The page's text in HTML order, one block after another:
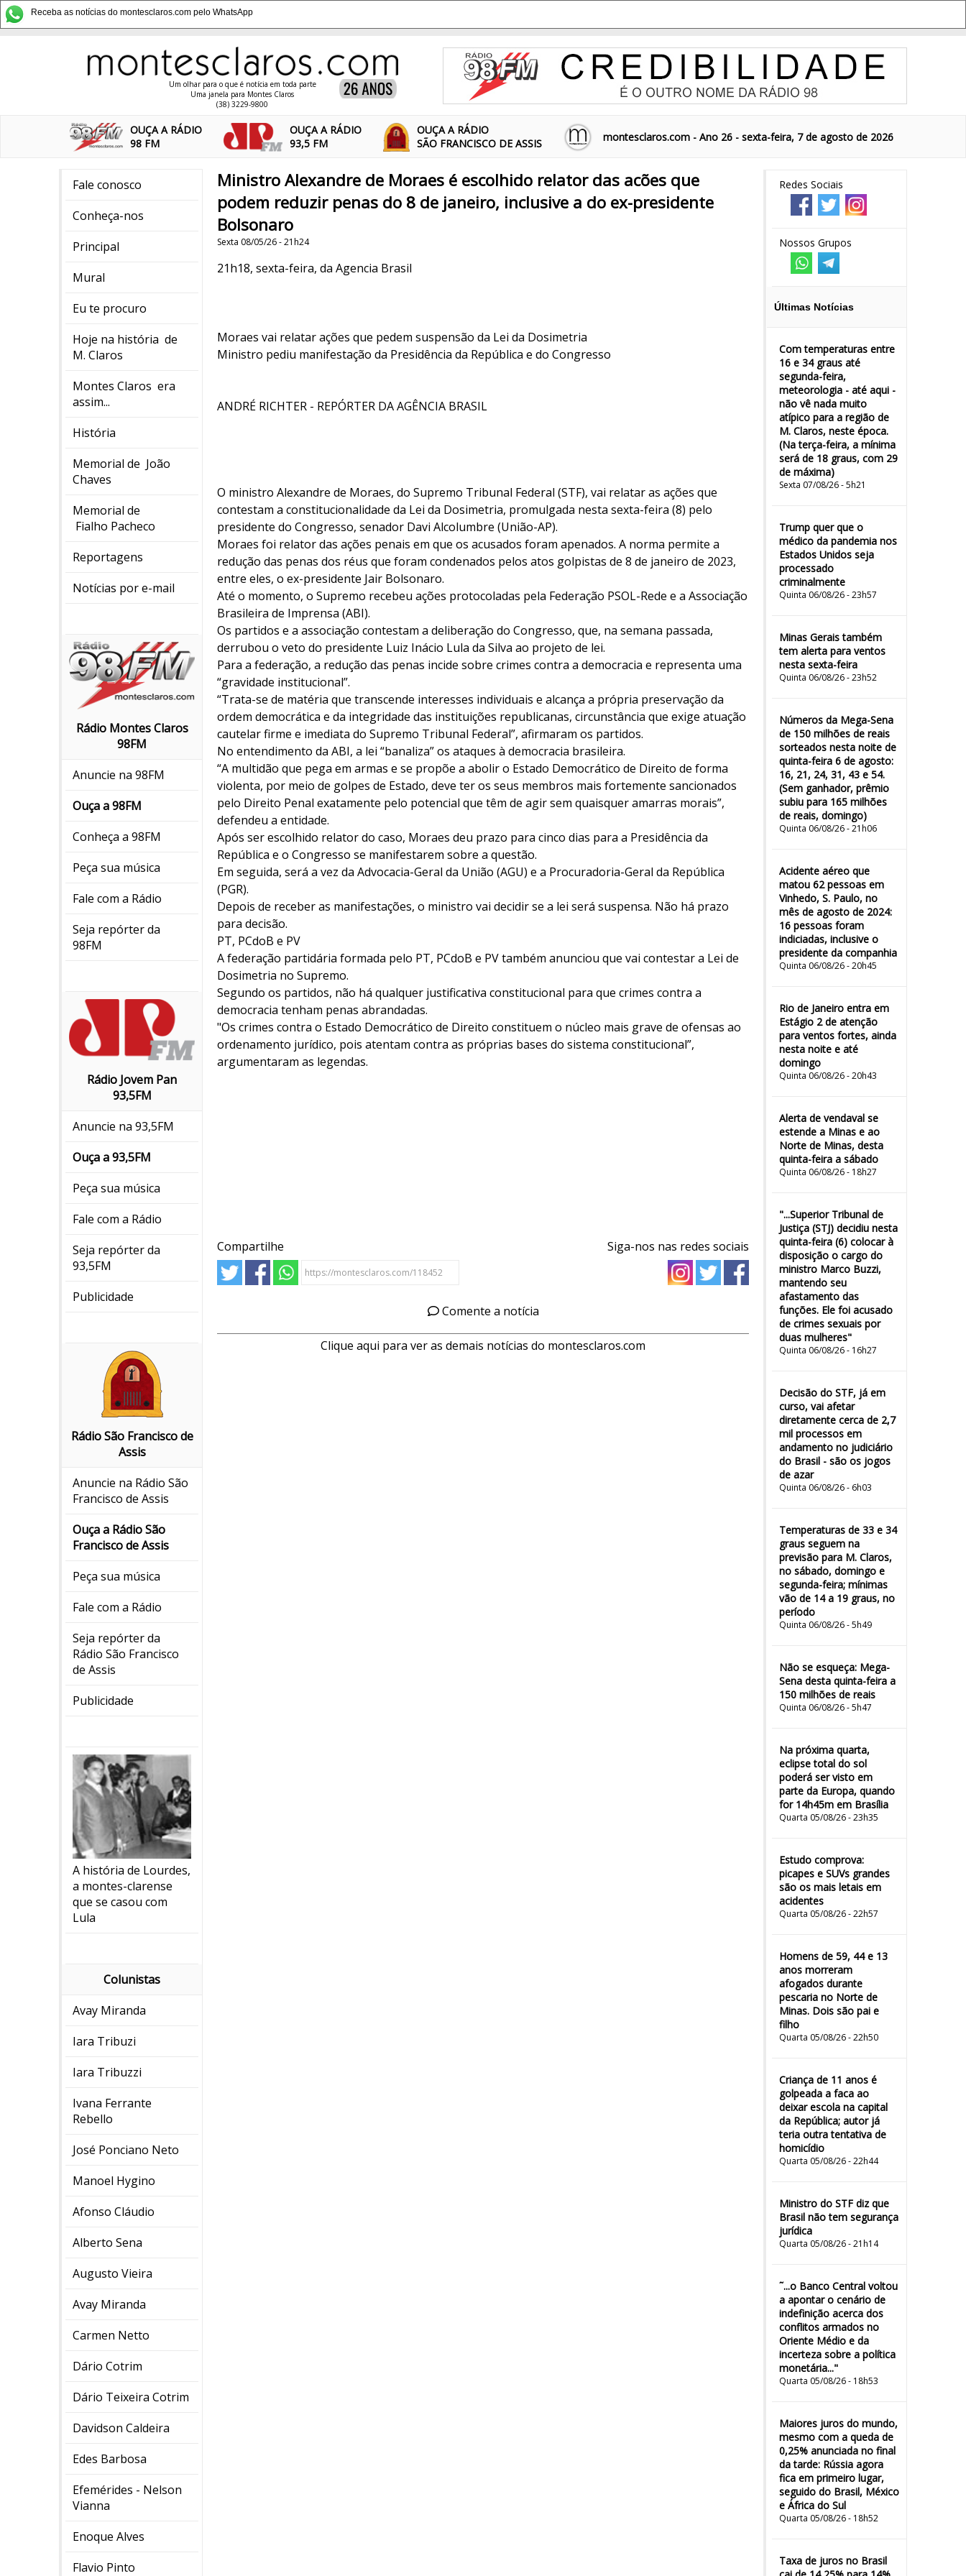
Receba as notícias do montesclaros.com pelo WhatsApp
Um olhar para o que é notícia em toda parte
Uma janela para Montes Claros
(38) 3229-9800
OUÇA A RÁDIO
98 FM
OUÇA A RÁDIO
93,5 FM
OUÇA A RÁDIO
SÃO FRANCISCO DE ASSIS
montesclaros.com - Ano 26 - sexta-feira, 7 de agosto de 2026
Fale conosco
Conheça-nos
Principal
Mural
Eu te procuro
Hoje na história de
M. Claros
Montes Claros era
assim...
História
Memorial de João
Chaves
Memorial de
Fialho Pacheco
Reportagens
Notícias por e-mail
Rádio Montes Claros
98FM
Anuncie na 98FM
Ouça a 98FM
Conheça a 98FM
Peça sua música
Fale com a Rádio
Seja repórter da
98FM
Rádio Jovem Pan
93,5FM
Anuncie na 93,5FM
Ouça a 93,5FM
Peça sua música
Fale com a Rádio
Seja repórter da
93,5FM
Publicidade
Rádio São Francisco de
Assis
Anuncie na Rádio São
Francisco de Assis
Ouça a Rádio São
Francisco de Assis
Peça sua música
Fale com a Rádio
Seja repórter da
Rádio São Francisco
de Assis
Publicidade
A história de Lourdes,
a montes-clarense
que se casou com
Lula
Colunistas
Avay Miranda
Iara Tribuzi
Iara Tribuzzi
Ivana Ferrante
Rebello
José Ponciano Neto
Manoel Hygino
Afonso Cláudio
Alberto Sena
Augusto Vieira
Avay Miranda
Carmen Netto
Dário Cotrim
Dário Teixeira Cotrim
Davidson Caldeira
Edes Barbosa
Efemérides - Nelson
Vianna
Enoque Alves
Flavio Pinto
Redes Sociais
Nossos Grupos
Últimas Notícias
Com temperaturas entre
16 e 34 graus até
segunda-feira,
meteorologia - até aqui -
não vê nada muito
atípico para a região de
M. Claros, neste época.
(Na terça-feira, a mínima
será de 18 graus, com 29
de máxima)
Sexta 07/08/26 - 5h21
Trump quer que o
médico da pandemia nos
Estados Unidos seja
processado
criminalmente
Quinta 06/08/26 - 23h57
Minas Gerais também
tem alerta para ventos
nesta sexta-feira
Quinta 06/08/26 - 23h52
Números da Mega-Sena
de 150 milhões de reais
sorteados nesta noite de
quinta-feira 6 de agosto:
16, 21, 24, 31, 43 e 54.
(Sem ganhador, prêmio
subiu para 165 milhões
de reais, domingo)
Quinta 06/08/26 - 21h06
Acidente aéreo que
matou 62 pessoas em
Vinhedo, S. Paulo, no
mês de agosto de 2024:
16 pessoas foram
indiciadas, inclusive o
presidente da companhia
Quinta 06/08/26 - 20h45
Rio de Janeiro entra em
Estágio 2 de atenção
para ventos fortes, ainda
nesta noite e até
domingo
Quinta 06/08/26 - 20h43
Alerta de vendaval se
estende a Minas e ao
Norte de Minas, desta
quinta-feira a sábado
Quinta 06/08/26 - 18h27
"...Superior Tribunal de
Justiça (STJ) decidiu nesta
quinta-feira (6) colocar à
disposição o cargo do
ministro Marco Buzzi,
mantendo seu
afastamento das
funções. Ele foi acusado
de crimes sexuais por
duas mulheres"
Quinta 06/08/26 - 16h27
Decisão do STF, já em
curso, vai afetar
diretamente cerca de 2,7
mil processos em
andamento no judiciário
do Brasil - são os jogos
de azar
Quinta 06/08/26 - 6h03
Temperaturas de 33 e 34
graus seguem na
previsão para M. Claros,
no sábado, domingo e
segunda-feira; mínimas
vão de 14 a 19 graus, no
período
Quinta 06/08/26 - 5h49
Não se esqueça: Mega-
Sena desta quinta-feira a
150 milhões de reais
Quinta 06/08/26 - 5h47
Na próxima quarta,
eclipse total do sol
poderá ser visto em
parte da Europa, quando
for 14h45m em Brasília
Quarta 05/08/26 - 23h35
Estudo comprova:
picapes e SUVs grandes
são os mais letais em
acidentes
Quarta 05/08/26 - 22h57
Homens de 59, 44 e 13
anos morreram
afogados durante
pescaria no Norte de
Minas. Dois são pai e
filho
Quarta 05/08/26 - 22h50
Criança de 11 anos é
golpeada a faca ao
deixar escola na capital
da República; autor já
teria outra tentativa de
homicídio
Quarta 05/08/26 - 22h44
Ministro do STF diz que
Brasil não tem segurança
jurídica
Quarta 05/08/26 - 21h14
˜...o Banco Central voltou
a apontar o cenário de
indefinição acerca dos
conflitos armados no
Oriente Médio e da
incerteza sobre a política
monetária..."
Quarta 05/08/26 - 18h53
Maiores juros do mundo,
mesmo com a queda de
0,25% anunciada no final
da tarde: Rússia agora
fica em primeiro lugar,
seguido do Brasil, México
e África do Sul
Quarta 05/08/26 - 18h52
Taxa de juros no Brasil
Ministro Alexandre de Moraes é escolhido relator das acões que
podem reduzir penas do 8 de janeiro, inclusive a do ex-presidente
Bolsonaro
Sexta 08/05/26 - 21h24
21h18, sexta-feira, da Agencia Brasil
Moraes vai relatar ações que pedem suspensão da Lei da Dosimetria
Ministro pediu manifestação da Presidência da República e do Congresso
ANDRÉ RICHTER - REPÓRTER DA AGÊNCIA BRASIL
O ministro Alexandre de Moraes, do Supremo Tribunal Federal (STF), vai relatar as ações que
contestam a constitucionalidade da Lei da Dosimetria, promulgada nesta sexta-feira (8) pelo
presidente do Congresso, senador Davi Alcolumbre (União-AP).
Moraes foi relator das ações penais em que os acusados foram apenados. A norma permite a
redução das penas dos réus que foram condenados pelos atos golpistas de 8 de janeiro de 2023,
entre eles, o ex-presidente Jair Bolsonaro.
Até o momento, o Supremo recebeu ações protocoladas pela Federação PSOL-Rede e a Associação
Brasileira de Imprensa (ABI).
Os partidos e a associação contestam a deliberação do Congresso, que, na semana passada,
derrubou o veto do presidente Luiz Inácio Lula da Silva ao projeto de lei.
Para a federação, a redução das penas incide sobre crimes contra a democracia e representa uma
“gravidade institucional”.
“Trata-se de matéria que transcende interesses individuais e alcança a própria preservação da
ordem democrática e da integridade das instituições republicanas, circunstância que exige atuação
cautelar firme e imediata do Supremo Tribunal Federal”, afirmaram os partidos.
No entendimento da ABI, a lei “banaliza” os ataques à democracia brasileira.
“A multidão que pega em armas e se propõe a abolir o Estado Democrático de Direito de forma
violenta, por meio de golpes de Estado, deve ter os seus membros mais fortemente sancionados
pelo Direito Penal exatamente pelo potencial que têm de agir sem quaisquer amarras morais”,
defendeu a entidade.
Após ser escolhido relator do caso, Moraes deu prazo para cinco dias para a Presidência da
República e o Congresso se manifestarem sobre a questão.
Em seguida, será a vez da Advocacia-Geral da União (AGU) e a Procuradoria-Geral da República
(PGR).
Depois de receber as manifestações, o ministro vai decidir se a lei será suspensa. Não há prazo
para decisão.
PT, PCdoB e PV
A federação partidária formada pelo PT, PCdoB e PV também anunciou que vai contestar a Lei de
Dosimetria no Supremo.
Segundo os partidos, não há qualquer justificativa constitucional para que crimes contra a
democracia tenham penas abrandadas.
"Os crimes contra o Estado Democrático de Direito constituem o núcleo mais grave de ofensas ao
ordenamento jurídico, pois atentam contra as próprias bases do sistema constitucional”,
argumentaram as legendas.
Compartilhe Siga-nos nas redes sociais
Comente a notícia
Clique aqui para ver as demais notícias do montesclaros.com